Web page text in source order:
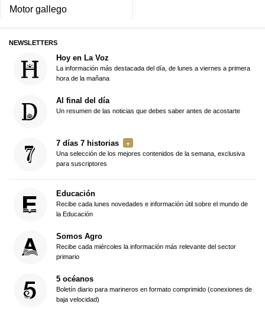
Motor gallego
NEWSLETTERS
Hoy en La Voz
La información más destacada del día, de lunes a viernes a primera
hora de la mañana
Al final del día
Un resumen de las noticias que debes saber antes de acostarte
7 días 7 historias
Una selección de los mejores contenidos de la semana, exclusiva
para suscriptores
Educación
Recibe cada lunes novedades e información útil sobre el mundo de
la Educación
Somos Agro
Recibe cada miércoles la información más relevante del sector
primario
5 océanos
Boletín diario para marineros en formato comprimido (conexiones de
baja velocidad)